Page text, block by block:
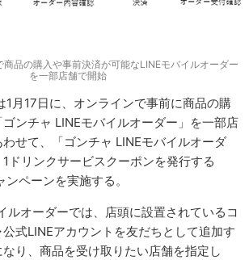
品の購入や事前決済が可能なLINEモバイルオーダー
を一部店舗で開始
1月17日に、オンラインで事前に商品の購
ンチャ LINEモバイルオーダー」を一部店
せて、「ゴンチャ LINEモバイルオーダ
ドリンクサービスクーポンを発行する
ンペーンを実施する。
ルオーダーでは、店頭に設置されているコ
式LINEアカウントを友だちとして追加す
り、商品を受け取りたい店舗を指定し